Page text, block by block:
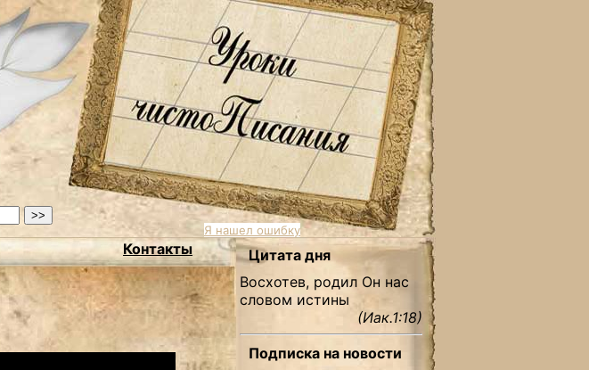
Я нашел ошибку
Контакты
Цитата дня
Восхотев, родил Он нас
словом истины
(Иак.1:18)
Подписка на новости